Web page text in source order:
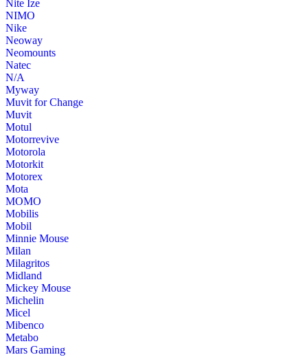
Nite Ize
NIMO
Nike
Neoway
Neomounts
Natec
N/A
Myway
Muvit for Change
Muvit
Motul
Motorrevive
Motorola
Motorkit
Motorex
Mota
MOMO
Mobilis
Mobil
Minnie Mouse
Milan
Milagritos
Midland
Mickey Mouse
Michelin
Micel
Mibenco
Metabo
Mars Gaming